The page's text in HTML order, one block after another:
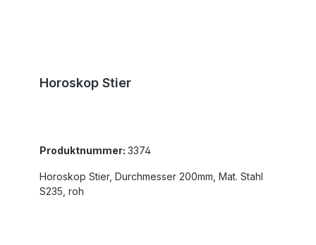
Horoskop Stier
Produktnummer: 3374
Horoskop Stier, Durchmesser 200mm, Mat. Stahl
S235, roh